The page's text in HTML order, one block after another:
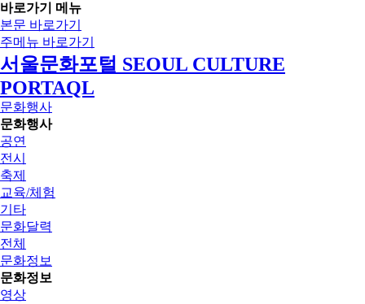
바로가기 메뉴
본문 바로가기
주메뉴 바로가기
서울문화포털 SEOUL CULTURE
PORTAQL
문화행사
문화행사
공연
전시
축제
교육/체험
기타
문화달력
전체
문화정보
문화정보
영상